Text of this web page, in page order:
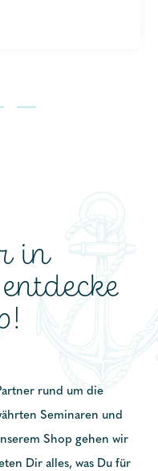
in
rund um die
Seminaren und
Shop gehen wir
Dir alles, was Du für